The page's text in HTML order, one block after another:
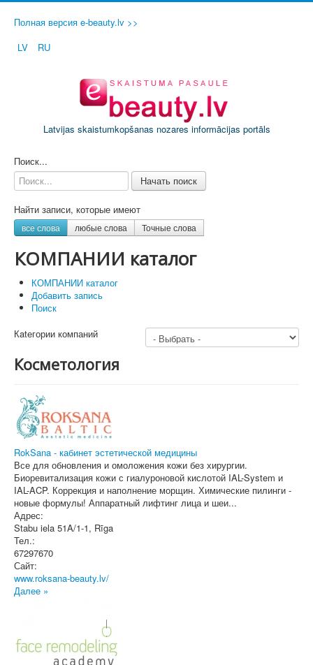
Полная версия e-beauty.lv >>
LV
RU
Latvijas skaistumkopšanas nozares informācijas portāls
Поиск...
Начать поиск
Найти записи, которые имеют
все слова любые слова Точные слова
КОМПАНИИ каталог
КОМПАНИИ каталог
Добавить запись
Поиск
Кatегории компаний
Косметология
RokSana - кабинет эстетической медицины
Все для обновления и омоложения кожи без хирургии.
Биоревитализация кожи с гиалуроновой кислотой IAL-System и
IAL-ACP. Коррекция и наполнение морщин. Химические пилинги -
новые формулы! Аппаратный лифтинг лица и шеи...
Адрес:
Stabu iela 51A/1-1, Rīga
Тел.:
67297670
Сайт:
www.roksana-beauty.lv/
Далее »